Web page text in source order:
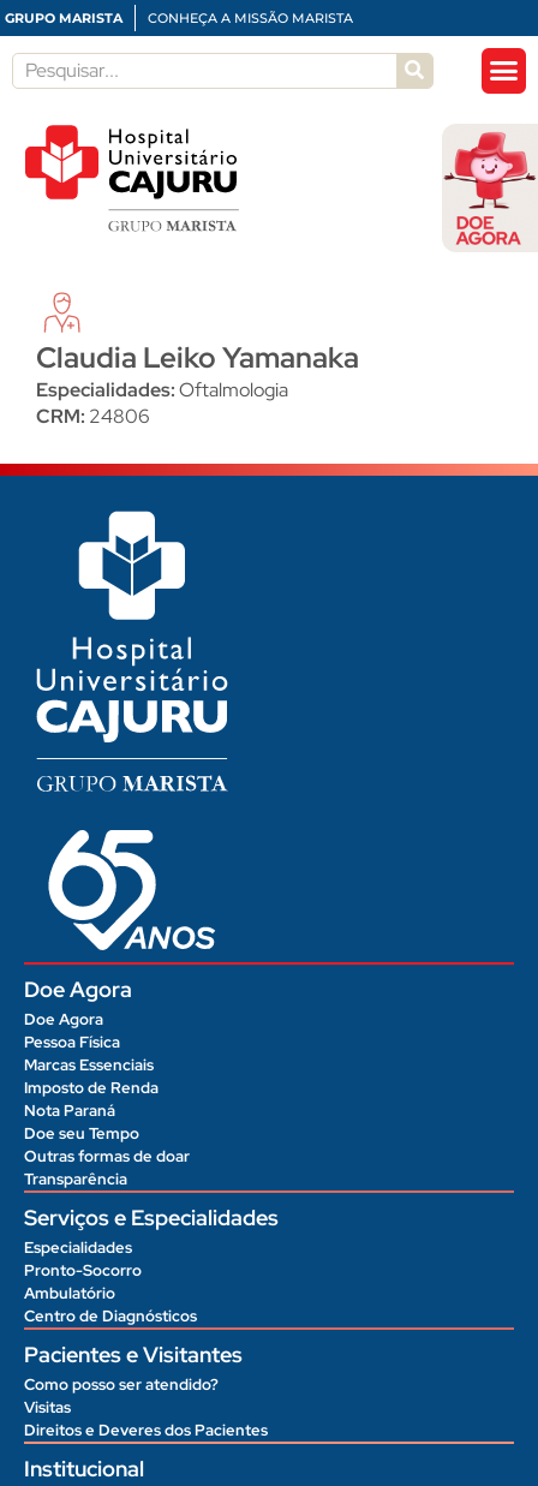
GRUPO MARISTA CONHEÇA A MISSÃO MARISTA
Claudia Leiko Yamanaka
Especialidades:Oftalmologia
CRM: 24806
Doe Agora
Doe Agora
Pessoa Física
Marcas Essenciais
Imposto de Renda
Nota Paraná
Doe seu Tempo
Outras formas de doar
Transparência
Serviços e Especialidades
Especialidades
Pronto-Socorro
Ambulatório
Centro de Diagnósticos
Pacientes e Visitantes
Como posso ser atendido?
Visitas
Direitos e Deveres dos Pacientes
Institucional